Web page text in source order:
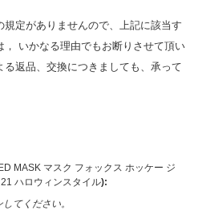
定がありませんので、上記に該当す
いかなる理由でもお断りさせて頂い
返品、交換につきましても、承って
MASK マスク フォックス ホッケー ジ
ハロウィンスタイル):
てください。